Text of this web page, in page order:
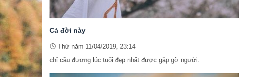
Cả đời này
Thứ năm 11/04/2019, 23:14
chỉ cầu đương lúc tuổi đẹp nhất được gặp gỡ người.